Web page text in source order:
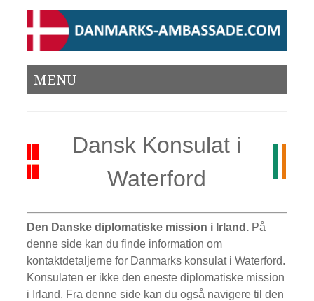
MENU
Dansk Konsulat i
Waterford
Den Danske diplomatiske mission i Irland. På
denne side kan du finde information om
kontaktdetaljerne for Danmarks konsulat i Waterford.
Konsulaten er ikke den eneste diplomatiske mission
i Irland. Fra denne side kan du også navigere til den